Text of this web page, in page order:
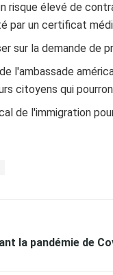
risque élevé de
par un certificat
sur la demande de
l'ambassade
citoyens qui
de l'immigration
la pandémie de